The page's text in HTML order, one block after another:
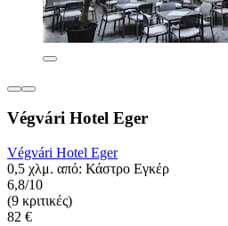
Végvári Hotel Eger
Végvári Hotel Eger
0,5 χλμ. από: Κάστρο Εγκέρ
6,8/10
(9 κριτικές)
82 €